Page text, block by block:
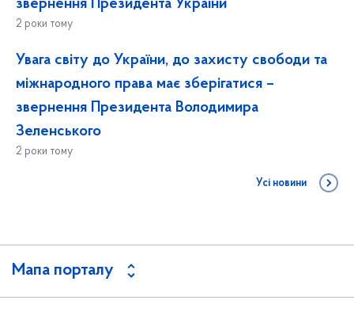
звернення Президента України
2 роки тому
Увага світу до України, до захисту свободи та
міжнародного права має зберігатися –
звернення Президента Володимира
Зеленського
2 роки тому
Усі новини
Мапа порталу